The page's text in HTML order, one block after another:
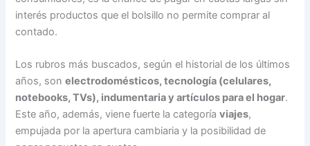
interés productos que el bolsillo no permite comprar al
contado.
Los rubros más buscados, según el historial de los últimos
años, sonelectrodomésticos, tecnología (celulares,
notebooks, TVs), indumentaria y artículos para el hogar.
Este año, además, viene fuerte la categoríaviajes,
empujada por la apertura cambiaria y la posibilidad de